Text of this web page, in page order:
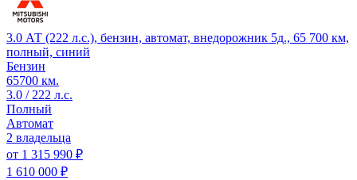
3.0 АТ (222 л.с.), бензин, автомат, внедорожник 5д., 65 700 км,
полный, синий
Бензин
65700 км.
3.0 / 222 л.с.
Полный
Автомат
2 владельца
от 1 315 990 ₽
1 610 000 ₽